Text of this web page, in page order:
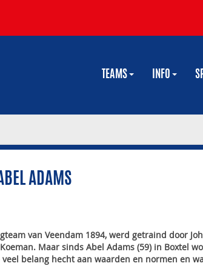
TEAMS INFO
ADAMS
van Veendam 1894, werd getraind door
Maar sinds Abel Adams (59) in Boxtel
belang hecht aan waarden en normen en